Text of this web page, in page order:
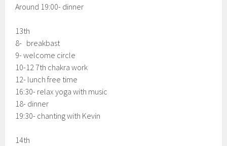
Around 19:00- dinner
13th
8- breakbast
9- welcome circle
10-12 7th chakra work
12- lunch free time
16:30- relax yoga with music
18- dinner
19:30- chanting with Kevin
14th